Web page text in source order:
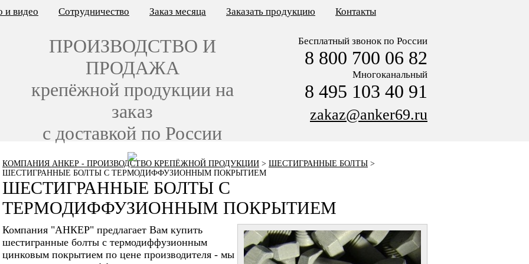
КОМПАНИЯ АНКЕР - ПРОИЗВОДСТВО КРЕПЁЖНОЙ ПРОДУКЦИИ > ШЕСТИГРАННЫЕ БОЛТЫ >
ШЕСТИГРАННЫЕ БОЛТЫ С ТЕРМОДИФФУЗИОННЫМ ПОКРЫТИЕМ
ШЕСТИГРАННЫЕ БОЛТЫ С
ТЕРМОДИФФУЗИОННЫМ ПОКРЫТИЕМ
Компания "АНКЕР" предлагает Вам купить
шестигранные болты с термодиффузионным
цинковым покрытием по цене производителя - мы
и видео Сотрудничество Заказ месяца Заказать продукцию Контакты
ПРОИЗВОДСТВО И
ПРОДАЖА
крепёжной продукции на
заказ
с доставкой по России
Бесплатный звонок по России
8 800 700 06 82
Многоканальный
8 495 103 40 91
zakaz@anker69.ru